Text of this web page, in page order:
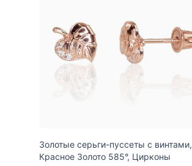
Золотые серьги-пуссеты с винтами,
Красное Золото 585°, Цирконы